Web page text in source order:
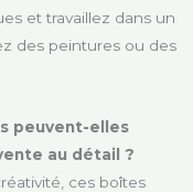
et travaillez dans un
des peintures ou des
peuvent-elles
au détail ?
ces boîtes